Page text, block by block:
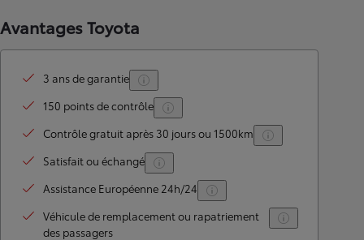
Avantages Toyota
3 ans de garantie
150 points de contrôle
Contrôle gratuit après 30 jours ou 1500km
Satisfait ou échangé
Assistance Européenne 24h/24
Véhicule de remplacement ou rapatriement
des passagers